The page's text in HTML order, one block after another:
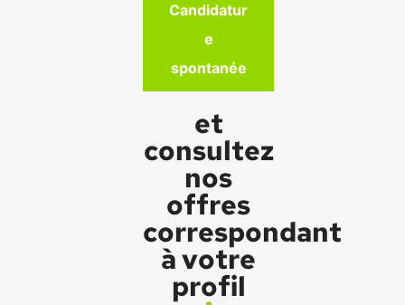
Candidatur
e
spontanée
et
consultez
nos
offres
correspondant
à votre
profil